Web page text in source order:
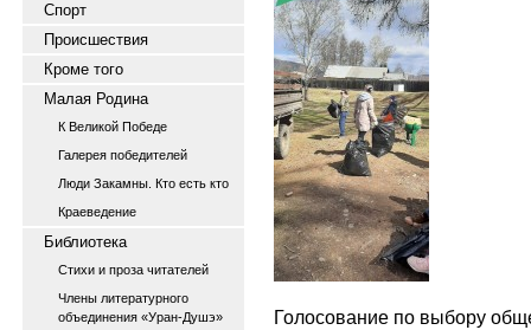
Спорт
Происшествия
Кроме того
Малая Родина
К Великой Победе
Галерея победителей
Люди Закамны. Кто есть кто
Краеведение
Библиотека
Стихи и проза читателей
Члены литературного
объединения «Уран-Душэ»
Голосование по выбору